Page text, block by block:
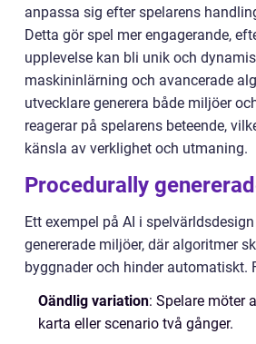
anpassa sig efter spelarens
Detta gör spel mer engagerande,
upplevelse kan bli unik och
maskininlärning och avancerade
utvecklare generera både miljöer
reagerar på spelarens beteende,
känsla av verklighet och utmaning.
Procedurally
Ett exempel på AI i
genererade miljöer, där algoritmer
byggnader och hinder automatiskt.
Oändlig variation: Spelare möter
karta eller scenario två gånger.